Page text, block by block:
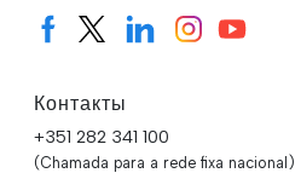
Контакты
+351 282 341 100
(Chamada para a rede fixa nacional)